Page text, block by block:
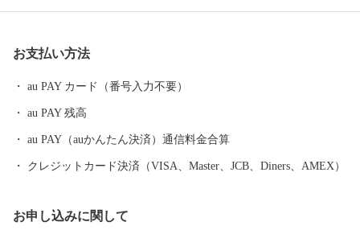
「訪れてみたい」、「住んでみたい」、「住み続けたい」と思え
るような日本一魅力のあるまち、生涯を通じて幸せを感じてもら
お支払い方法
au PAY カード（番号入力不要）
au PAY 残高
au PAY（auかんたん決済）通信料金合算
クレジットカード決済（VISA、Master、JCB、Diners、AMEX）
お申し込みに関して